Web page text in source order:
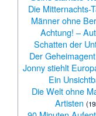
Die Mitternachts-
Männer ohne
Achtung! –
Schatten der
Der Geheimagent
Jonny stiehlt
Ein
Die Welt ohne
Artisten